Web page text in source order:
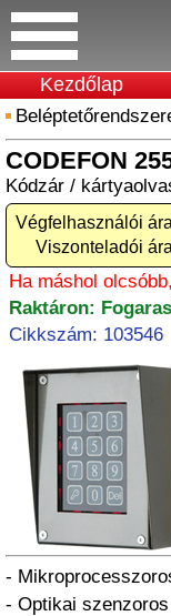
Kezdőlap
CODEFON
Kódzár /
Végfelhasználói
Viszonteladói
Ha máshol
Raktáron:
Cikkszám: 103546
-
- Optikai